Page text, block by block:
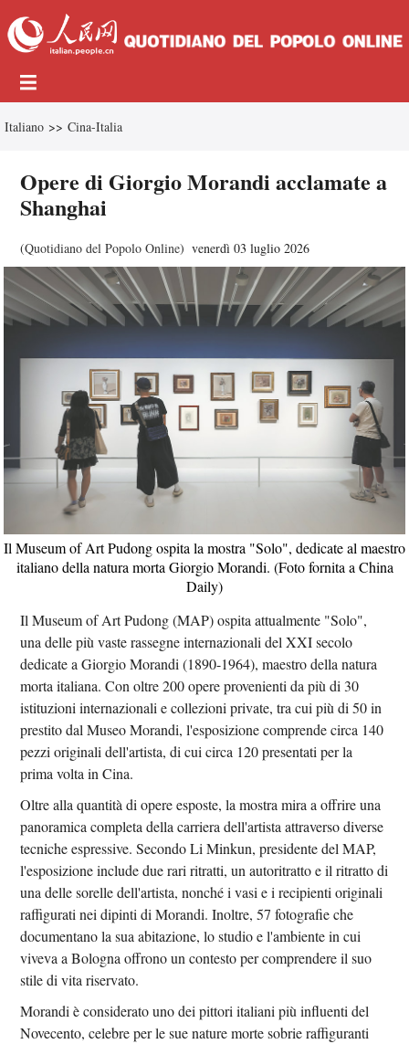
Italiano >> Cina-Italia
Opere di Giorgio Morandi acclamate a
Shanghai
(Quotidiano del Popolo Online) venerdì 03 luglio 2026
Il Museum of Art Pudong ospita la mostra "Solo", dedicate al maestro
italiano della natura morta Giorgio Morandi. (Foto fornita a China
Daily)
Il Museum of Art Pudong (MAP) ospita attualmente "Solo",
una delle più vaste rassegne internazionali del XXI secolo
dedicate a Giorgio Morandi (1890-1964), maestro della natura
morta italiana. Con oltre 200 opere provenienti da più di 30
istituzioni internazionali e collezioni private, tra cui più di 50 in
prestito dal Museo Morandi, l'esposizione comprende circa 140
pezzi originali dell'artista, di cui circa 120 presentati per la
prima volta in Cina.
Oltre alla quantità di opere esposte, la mostra mira a offrire una
panoramica completa della carriera dell'artista attraverso diverse
tecniche espressive. Secondo Li Minkun, presidente del MAP,
l'esposizione include due rari ritratti, un autoritratto e il ritratto di
una delle sorelle dell'artista, nonché i vasi e i recipienti originali
raffigurati nei dipinti di Morandi. Inoltre, 57 fotografie che
documentano la sua abitazione, lo studio e l'ambiente in cui
viveva a Bologna offrono un contesto per comprendere il suo
stile di vita riservato.
Morandi è considerato uno dei pittori italiani più influenti del
Novecento, celebre per le sue nature morte sobrie raffiguranti